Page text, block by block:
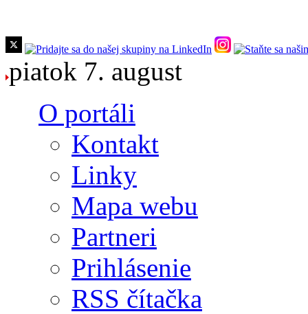
Skočiť na hlavný obsah
piatok 7. august
O portáli
Kontakt
Linky
Mapa webu
Partneri
Prihlásenie
RSS čítačka